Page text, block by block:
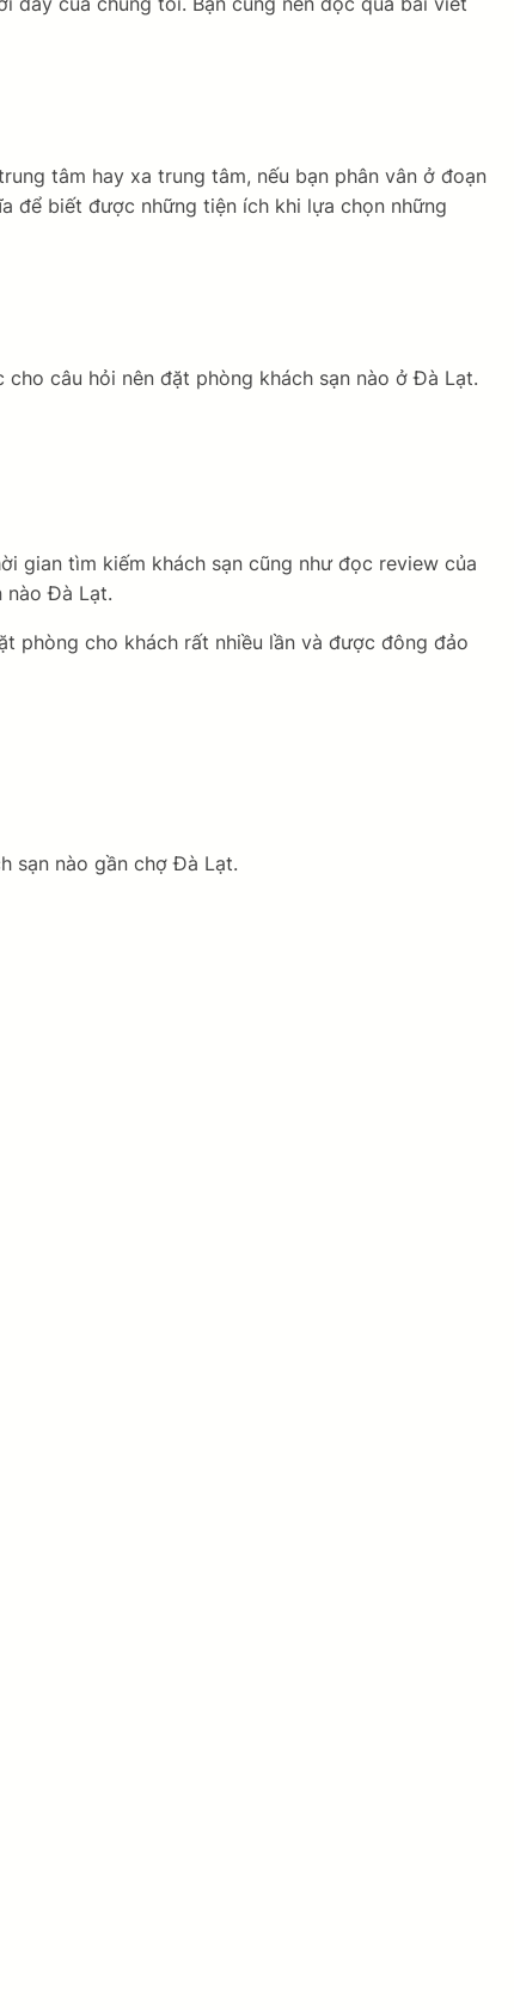
tâm hay xa trung tâm, nếu bạn phân vân ở đoạn
để biết được những tiện ích khi lựa chọn những
câu hỏi nên đặt phòng khách sạn nào ở Đà Lạt.
gian tìm kiếm khách sạn cũng như đọc review của
nào Đà Lạt.
phòng cho khách rất nhiều lần và được đông đảo
sạn nào gần chợ Đà Lạt.